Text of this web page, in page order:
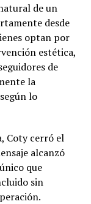
de un
desde
optan por
estética,
de
la
lo
Coty cerró el
alcanzó
que
sin